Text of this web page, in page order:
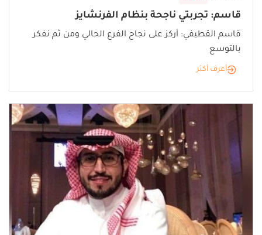
قاسم: تجربتي ناجحة بنظام الفرنشايز
قاسم القطيفي: أركز على نجاح الفرع الحالي ومن ثم نفكر
بالتوسع
أعرف أكثر